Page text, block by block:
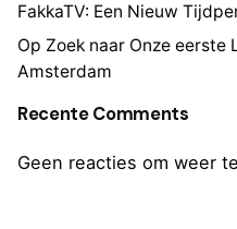
FakkaTV: Een Nieuw
Op Zoek naar Onze eerste
Amsterdam
Recente Comments
Geen reacties om weer